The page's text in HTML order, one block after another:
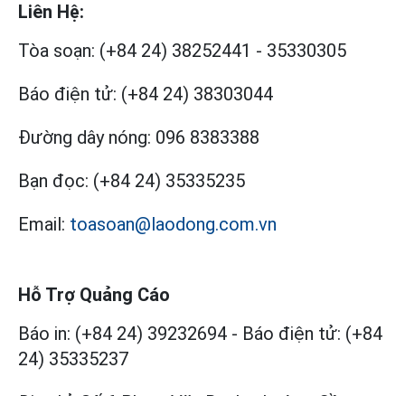
Liên Hệ:
Tòa soạn: (+84 24) 38252441 - 35330305
Báo điện tử: (+84 24) 38303044
Đường dây nóng: 096 8383388
Bạn đọc: (+84 24) 35335235
Email: toasoan@laodong.com.vn
Hỗ Trợ Quảng Cáo
Báo in: (+84 24) 39232694 - Báo điện tử: (+84
24) 35335237